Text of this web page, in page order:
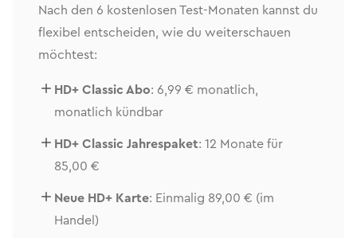
Nach den 6 kostenlosen Test-Monaten kannst du
flexibel entscheiden, wie du weiterschauen
möchtest:
HD+ Classic Abo: 6,99 € monatlich,
monatlich kündbar
HD+ Classic Jahrespaket: 12 Monate für
85,00 €
Neue HD+ Karte: Einmalig 89,00 € (im
Handel)